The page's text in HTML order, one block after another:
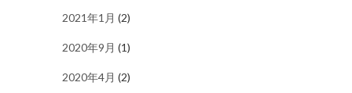
2021年1月 (2)
2020年9月 (1)
2020年4月 (2)